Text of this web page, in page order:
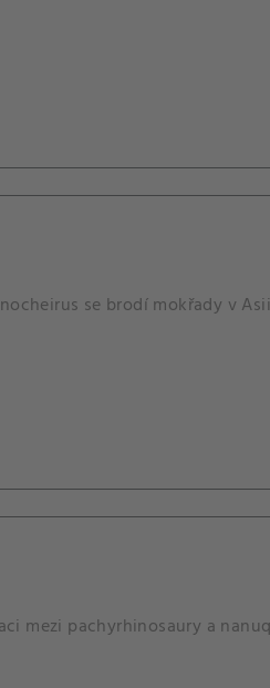
se brodí mokřady v
mezi pachyrhinosaury a